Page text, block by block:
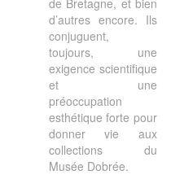
de Bretagne, et bien
d’autres encore. Ils
conjuguent,
toujours, une
exigence scientifique
et une
préoccupation
esthétique forte pour
donner vie aux
collections du
Musée Dobrée.